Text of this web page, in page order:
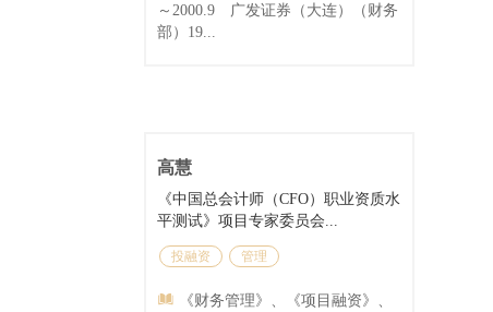
～2000.9 广发证券（大连）（财务
部）19...
高慧
《中国总会计师（CFO）职业资质水
平测试》项目专家委员会...
投融资 管理
《财务管理》、《项目融资》、